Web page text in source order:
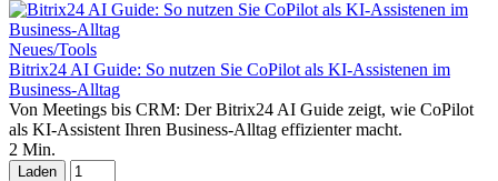
Neues/Tools
Bitrix24 AI Guide: So nutzen Sie CoPilot als KI-Assistenen im
Business-Alltag
Von Meetings bis CRM: Der Bitrix24 AI Guide zeigt, wie CoPilot
als KI-Assistent Ihren Business-Alltag effizienter macht.
2 Min.
Laden